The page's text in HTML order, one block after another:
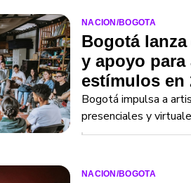
NACION/BOGOTA
Bogotá
y apoyo
estímulos en
Bogotá impulsa a
presenciales y
NACION/BOGOTA